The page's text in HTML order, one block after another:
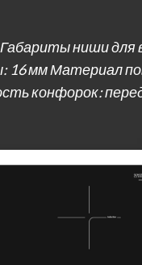
ниши для
мм Материал
конфорок: перед.